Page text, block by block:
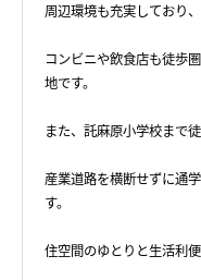
周辺環境も充実しており
コンビニや飲食店も徒歩
地です。
また、託麻原小学校まで徒
産業道路を横断せずに通
す。
住空間のゆとりと生活利